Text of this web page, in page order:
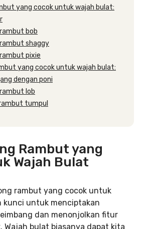
yang cocok untuk wajah bulat:
bob
shaggy
pixie
yang cocok untuk wajah bulat:
dengan poni
lob
tumpul
Rambut yang
Wajah Bulat
rambut yang cocok untuk
kunci untuk menciptakan
dan menonjolkan fitur
Wajah bulat biasanya dapat kita